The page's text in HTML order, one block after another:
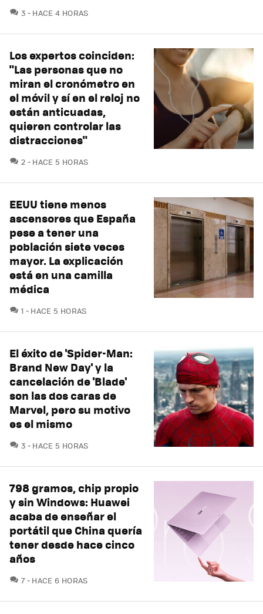
3 COMENTARIOS
HACE 4 HORAS
Los expertos coinciden:
"Las personas que no
miran el cronómetro en
el móvil y sí en el reloj no
están anticuadas,
quieren controlar las
distracciones"
2 COMENTARIOS
HACE 5 HORAS
EEUU tiene menos
ascensores que España
pese a tener una
población siete veces
mayor. La explicación
está en una camilla
médica
1 COMENTARIOS
HACE 5 HORAS
El éxito de 'Spider-Man:
Brand New Day' y la
cancelación de 'Blade'
son las dos caras de
Marvel, pero su motivo
es el mismo
3 COMENTARIOS
HACE 5 HORAS
798 gramos, chip propio
y sin Windows: Huawei
acaba de enseñar el
portátil que China quería
tener desde hace cinco
años
7COMENTARIOS
HACE 6 HORAS